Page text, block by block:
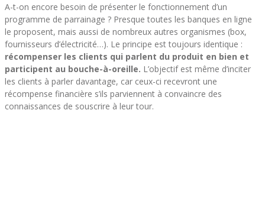
A-t-on encore besoin de présenter le fonctionnement d’un
programme de parrainage ? Presque toutes les banques en ligne
le proposent, mais aussi de nombreux autres organismes (box,
fournisseurs d’électricité…). Le principe est toujours identique :
récompenser les clients qui parlent du produit en bien et
participent au bouche-à-oreille. L’objectif est même d’inciter
les clients à parler davantage, car ceux-ci recevront une
récompense financière s’ils parviennent à convaincre des
connaissances de souscrire à leur tour.